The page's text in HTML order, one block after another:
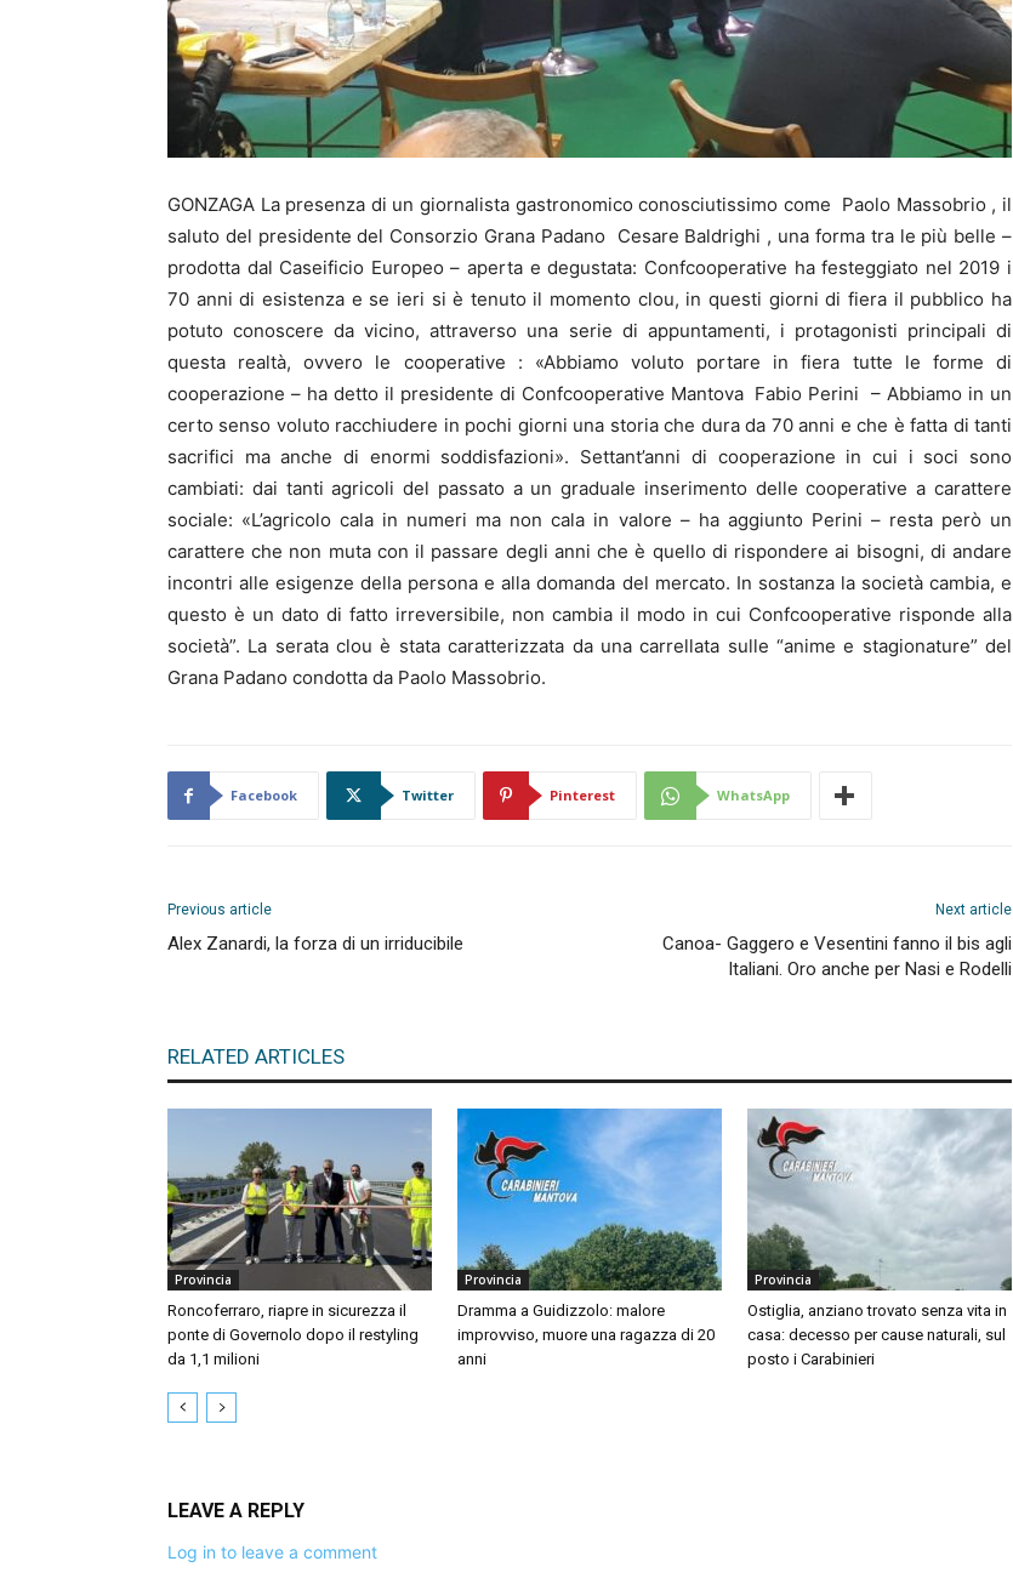
GONZAGA La presenza di un giornalista gastronomico conosciutissimo come Paolo Massobrio , il
saluto del presidente del Consorzio Grana Padano Cesare Baldrighi , una forma tra le più belle –
prodotta dal Caseificio Europeo – aperta e degustata: Confcooperative ha festeggiato nel 2019 i
70 anni di esistenza e se ieri si è tenuto il momento clou, in questi giorni di fiera il pubblico ha
potuto conoscere da vicino, attraverso una serie di appuntamenti, i protagonisti principali di
questa realtà, ovvero le cooperative : «Abbiamo voluto portare in fiera tutte le forme di
cooperazione – ha detto il presidente di Confcooperative Mantova Fabio Perini – Abbiamo in un
certo senso voluto racchiudere in pochi giorni una storia che dura da 70 anni e che è fatta di tanti
sacrifici ma anche di enormi soddisfazioni». Settant’anni di cooperazione in cui i soci sono
cambiati: dai tanti agricoli del passato a un graduale inserimento delle cooperative a carattere
sociale: «L’agricolo cala in numeri ma non cala in valore – ha aggiunto Perini – resta però un
carattere che non muta con il passare degli anni che è quello di rispondere ai bisogni, di andare
incontri alle esigenze della persona e alla domanda del mercato. In sostanza la società cambia, e
questo è un dato di fatto irreversibile, non cambia il modo in cui Confcooperative risponde alla
società”. La serata clou è stata caratterizzata da una carrellata sulle “anime e stagionature” del
Grana Padano condotta da Paolo Massobrio.
Facebook Twitter Pinterest WhatsApp
Previous article
Alex Zanardi, la forza di un irriducibile
Next article
Canoa- Gaggero e Vesentini fanno il bis agli
Italiani. Oro anche per Nasi e Rodelli
RELATED ARTICLES
Provincia
Roncoferraro, riapre in sicurezza il
ponte di Governolo dopo il restyling
da 1,1 milioni
Provincia
Dramma a Guidizzolo: malore
improvviso, muore una ragazza di 20
anni
Provincia
Ostiglia, anziano trovato senza vita in
casa: decesso per cause naturali, sul
posto i Carabinieri
LEAVE A REPLY
Log in to leave a comment